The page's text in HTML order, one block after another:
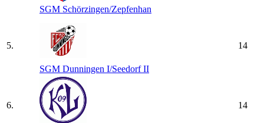
SGM Schörzingen/​Zepfenhan
5.
SGM Dunningen I/​Seedorf II
14
6. 14